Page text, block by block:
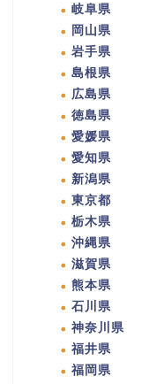
岐阜県
岡山県
岩手県
島根県
広島県
徳島県
愛媛県
愛知県
新潟県
東京都
栃木県
沖縄県
滋賀県
熊本県
石川県
神奈川県
福井県
福岡県